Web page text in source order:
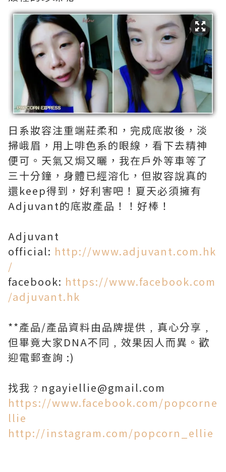
日系妝容注重端莊柔和，完成底妝後，淡
掃峨眉，用上啡色系的眼線，看下去精神
便可。天氣又焗又曬，我在戶外等車等了
三十分鐘，身體已經溶化，但妝容說真的
還keep得到，好利害吧！夏天必須擁有
Adjuvant的底妝產品！！好棒！
Adjuvant
official: http://www.adjuvant.com.hk
/
facebook: https://www.facebook.com
/adjuvant.hk
**產品/產品資料由品牌提供﹐真心分享﹐
但畢竟大家DNA不同﹐效果因人而異。歡
迎電郵查詢 :)
找我﹖ngayiellie@gmail.com
https://www.facebook.com/popcorne
llie
http://instagram.com/popcorn_ellie